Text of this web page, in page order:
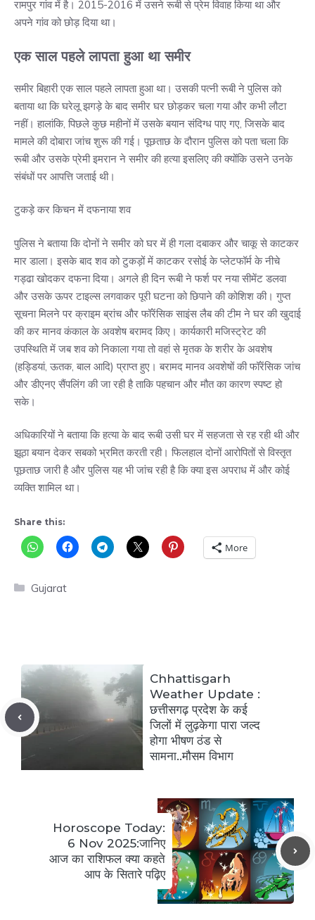
रामपुर गांव में है। 2015-2016 में उसने रूबी से प्रेम विवाह किया था और
अपने गांव को छोड़ दिया था।
एक साल पहले लापता हुआ था समीर
समीर बिहारी एक साल पहले लापता हुआ था। उसकी पत्नी रूबी ने पुलिस को
बताया था कि घरेलू झगड़े के बाद समीर घर छोड़कर चला गया और कभी लौटा
नहीं। हालांकि, पिछले कुछ महीनों में उसके बयान संदिग्ध पाए गए, जिसके बाद
मामले की दोबारा जांच शुरू की गई। पूछताछ के दौरान पुलिस को पता चला कि
रूबी और उसके प्रेमी इमरान ने समीर की हत्या इसलिए की क्योंकि उसने उनके
संबंधों पर आपत्ति जताई थी।
टुकड़े कर किचन में दफनाया शव
पुलिस ने बताया कि दोनों ने समीर को घर में ही गला दबाकर और चाकू से काटकर
मार डाला। इसके बाद शव को टुकड़ों में काटकर रसोई के प्लेटफॉर्म के नीचे
गड्ढा खोदकर दफना दिया। अगले ही दिन रूबी ने फर्श पर नया सीमेंट डलवा
और उसके ऊपर टाइल्स लगवाकर पूरी घटना को छिपाने की कोशिश की। गुप्त
सूचना मिलने पर क्राइम ब्रांच और फॉरेंसिक साइंस लैब की टीम ने घर की खुदाई
की कर मानव कंकाल के अवशेष बरामद किए। कार्यकारी मजिस्ट्रेट की
उपस्थिति में जब शव को निकाला गया तो वहां से मृतक के शरीर के अवशेष
(हड्डियां, ऊतक, बाल आदि) प्राप्त हुए। बरामद मानव अवशेषों की फॉरेंसिक जांच
और डीएनए सैंपलिंग की जा रही है ताकि पहचान और मौत का कारण स्पष्ट हो
सके।
अधिकारियों ने बताया कि हत्या के बाद रूबी उसी घर में सहजता से रह रही थी और
झूठा बयान देकर सबको भ्रमित करती रही। फिलहाल दोनों आरोपितों से विस्तृत
पूछताछ जारी है और पुलिस यह भी जांच रही है कि क्या इस अपराध में और कोई
व्यक्ति शामिल था।
Share this:
More
Categories
Gujarat
Chhattisgarh
Weather Update :
छत्तीसगढ़ प्रदेश के कई
जिलों में लुढ़केगा पारा जल्द
होगा भीषण ठंड से
सामना..मौसम विभाग
Horoscope Today:
6 Nov 2025:जानिए
आज का राशिफल क्या कहते
आप के सितारे पढ़िए